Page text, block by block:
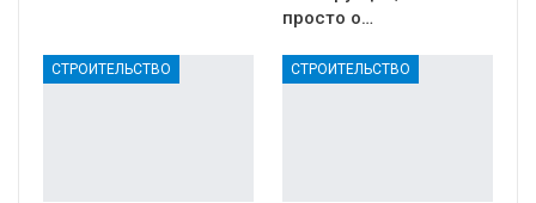
просто о…
СТРОИТЕЛЬСТВО СТРОИТЕЛЬСТВО